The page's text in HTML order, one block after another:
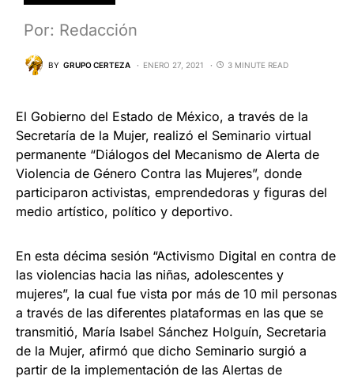
Por: Redacción
BY GRUPO CERTEZA ENERO 27, 2021 3 MINUTE READ
El Gobierno del Estado de México, a través de la
Secretaría de la Mujer, realizó el Seminario virtual
permanente “Diálogos del Mecanismo de Alerta de
Violencia de Género Contra las Mujeres”, donde
participaron activistas, emprendedoras y figuras del
medio artístico, político y deportivo.
En esta décima sesión “Activismo Digital en contra de
las violencias hacia las niñas, adolescentes y
mujeres”, la cual fue vista por más de 10 mil personas
a través de las diferentes plataformas en las que se
transmitió, María Isabel Sánchez Holguín, Secretaria
de la Mujer, afirmó que dicho Seminario surgió a
partir de la implementación de las Alertas de